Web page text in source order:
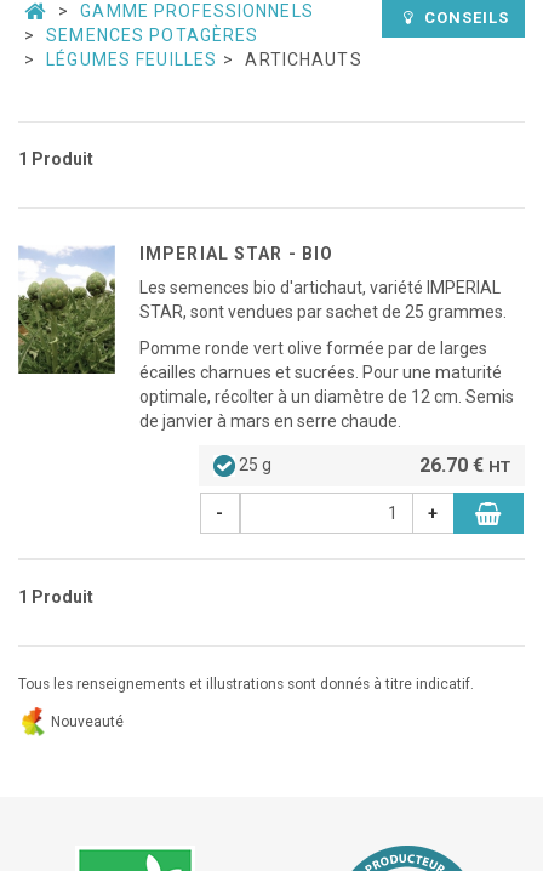
CONSEILS
GAMME PROFESSIONNELS
SEMENCES POTAGÈRES
LÉGUMES FEUILLES
ARTICHAUTS
1 Produit
IMPERIAL STAR - BIO
Les semences bio d'artichaut, variété IMPERIAL
STAR, sont vendues par sachet de 25 grammes.
Pomme ronde vert olive formée par de larges
écailles charnues et sucrées. Pour une maturité
optimale, récolter à un diamètre de 12 cm. Semis
de janvier à mars en serre chaude.
25 g 26.70 € HT
- +
1 Produit
Tous les renseignements et illustrations sont donnés à titre indicatif.
Nouveauté